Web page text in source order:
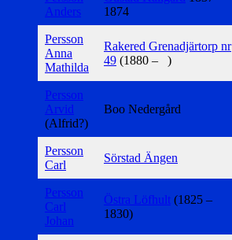
Anders
1874
Persson
Anna
Mathilda
Rakered Grenadjärtorp nr
49 (1880 – )
Persson
Arvid
(Alfrid?)
Boo Nedergård
Persson
Carl
Sörstad Ängen
Persson
Carl
Johan
Östra Löfhult (1825 –
1830)